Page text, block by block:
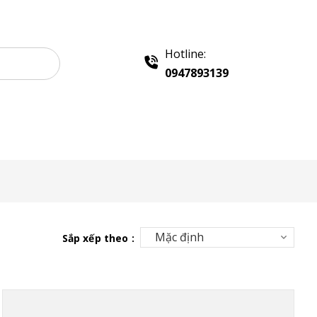
Hotline:
0947893139
Sắp xếp theo :